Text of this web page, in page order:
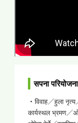
सपना
・विवाह／हुला
कार्यस्थल भ्रमण／